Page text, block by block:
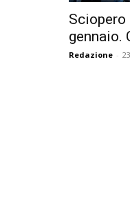
gennaio.
Redazione -